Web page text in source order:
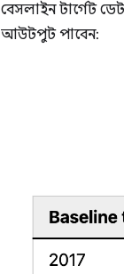
বেসলাইন টার্গেট
আউটপুট পাবেন: